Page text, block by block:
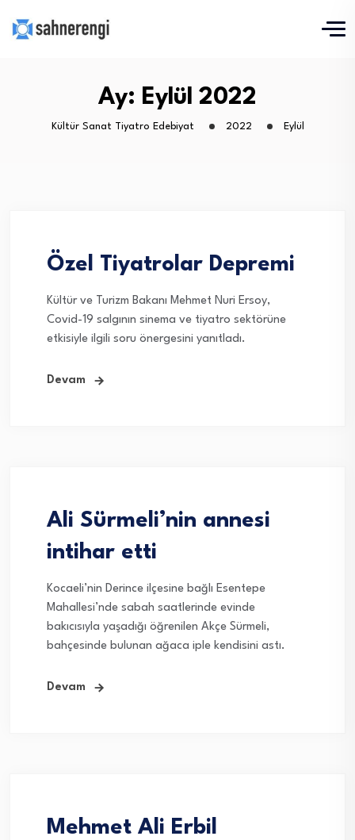
Ay: Eylül 2022
Kültür Sanat Tiyatro Edebiyat 2022 Eylül
Özel Tiyatrolar Depremi
Kültür ve Turizm Bakanı Mehmet Nuri Ersoy,
Covid-19 salgının sinema ve tiyatro sektörüne
etkisiyle ilgili soru önergesini yanıtladı.
Devam
Ali Sürmeli’nin annesi
intihar etti
Kocaeli’nin Derince ilçesine bağlı Esentepe
Mahallesi’nde sabah saatlerinde evinde
bakıcısıyla yaşadığı öğrenilen Akçe Sürmeli,
bahçesinde bulunan ağaca iple kendisini astı.
Devam
Mehmet Ali Erbil